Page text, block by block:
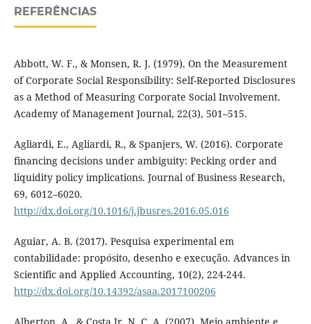
REFERÊNCIAS
Abbott, W. F., & Monsen, R. J. (1979). On the Measurement
of Corporate Social Responsibility: Self-Reported Disclosures
as a Method of Measuring Corporate Social Involvement.
Academy of Management Journal, 22(3), 501–515.
Agliardi, E., Agliardi, R., & Spanjers, W. (2016). Corporate
financing decisions under ambiguity: Pecking order and
liquidity policy implications. Journal of Business Research,
69, 6012–6020.
http://dx.doi.org/10.1016/j.jbusres.2016.05.016
Aguiar, A. B. (2017). Pesquisa experimental em
contabilidade: propósito, desenho e execução. Advances in
Scientific and Applied Accounting, 10(2), 224-244.
http://dx.doi.org/10.14392/asaa.2017100206